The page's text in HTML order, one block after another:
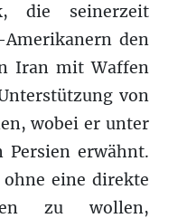
die seinerzeit
den
Iran mit Waffen
von
wobei er unter
Persien erwähnt.
eine direkte
zu wollen,